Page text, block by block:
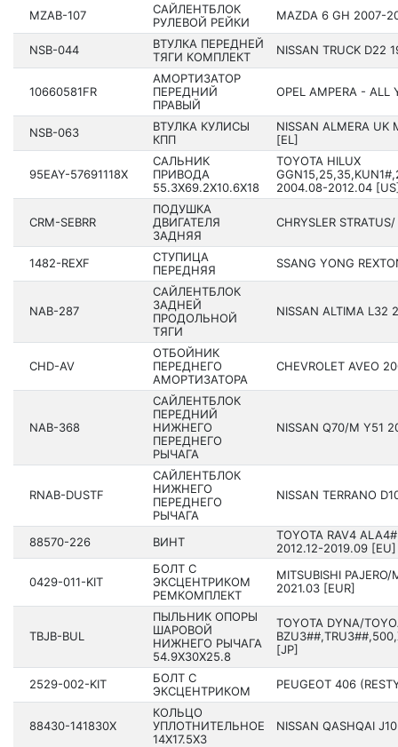
MZAB-107
САЙЛЕНТБЛОК
РУЛЕВОЙ РЕЙКИ
MAZDA 6 GH 2007-
NSB-044
ВТУЛКА ПЕРЕДНЕЙ
ТЯГИ КОМПЛЕКТ
NISSAN TRUCK D22
10660581FR
АМОРТИЗАТОР
ПЕРЕДНИЙ
ПРАВЫЙ
OPEL AMPERA - ALL
NSB-063
ВТУЛКА КУЛИСЫ
КПП
NISSAN ALMERA UK
[EL]
95EAY-57691118X
САЛЬНИК
ПРИВОДА
55.3X69.2X10.6X18
TOYOTA HILUX
200­4.08-2012.04
CRM-SEBRR
ПОДУШКА
ДВИГАТЕЛЯ
ЗАДНЯЯ
CHRYSLER
1482-REXF
СТУПИЦА
ПЕРЕДНЯЯ
SSANG YONG
NAB-287
САЙЛЕНТБЛОК
ЗАДНЕЙ
ПРОДОЛЬНОЙ
ТЯГИ
NISSAN ALTIMA L32
CHD-AV
ОТБОЙНИК
ПЕРЕДНЕГО
АМОРТИЗАТОРА
CHEVROLET AVEO
NAB-368
САЙЛЕНТБЛОК
ПЕРЕДНИЙ
НИЖНЕГО
ПЕРЕДНЕГО
РЫЧАГА
NISSAN Q70/M Y51
RNAB-DUSTF
САЙЛЕНТБЛОК
НИЖНЕГО
ПЕРЕДНЕГО
РЫЧАГА
NISSAN TERRANO
88570-226 ВИНТ
TOYOTA RAV4
2012.12-2019.09 [EU]
0429-011-KIT
БОЛТ С
ЭКСЦЕНТРИКОМ
РЕМКОМПЛЕКТ
MITSUBISHI
2021.03 [EUR]
TBJB-BUL
ПЫЛЬНИК ОПОРЫ
ШАРОВОЙ
НИЖНЕГО РЫЧАГА
54.9X30X25.8
TOYOTA DYNA/
[JP]
2529-002-KIT
БОЛТ С
ЭКСЦЕНТРИКОМ
PEUGEOT 406
88430-141830X
КОЛЬЦО
УПЛОТНИТЕЛЬНОЕ
14X17.5X3
NISSAN QASHQAI